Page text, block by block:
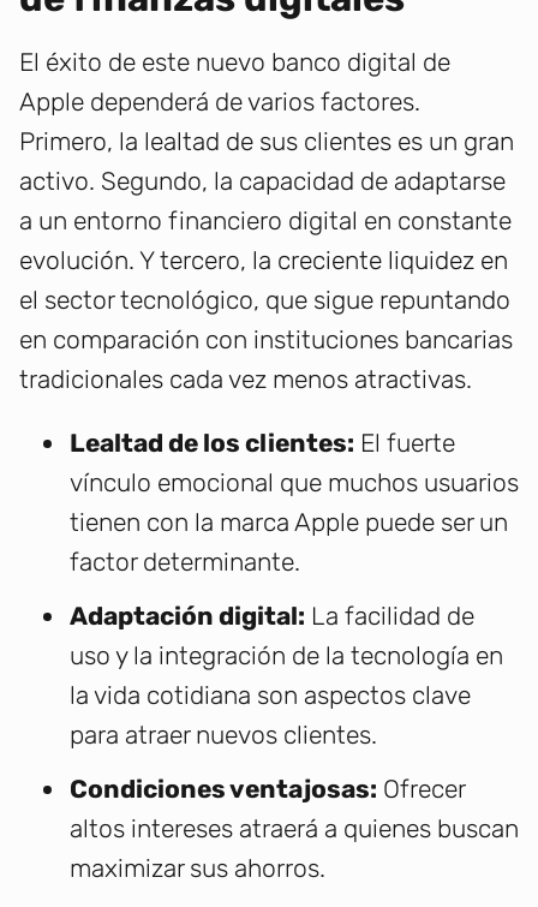
El éxito de este nuevo banco digital de
Apple dependerá de varios factores.
Primero, la lealtad de sus clientes es un gran
activo. Segundo, la capacidad de adaptarse
a un entorno financiero digital en constante
evolución. Y tercero, la creciente liquidez en
el sector tecnológico, que sigue repuntando
en comparación con instituciones bancarias
tradicionales cada vez menos atractivas.
Lealtad de los clientes: El fuerte
vínculo emocional que muchos usuarios
tienen con la marca Apple puede ser un
factor determinante.
Adaptación digital: La facilidad de
uso y la integración de la tecnología en
la vida cotidiana son aspectos clave
para atraer nuevos clientes.
Condiciones ventajosas: Ofrecer
altos intereses atraerá a quienes buscan
maximizar sus ahorros.